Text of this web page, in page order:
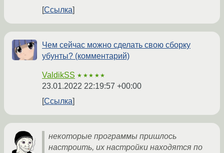
Ссылка
Чем сейчас можно сделать свою сборку
убунты? (комментарий)
ValdikSS ★★★★★
23.01.2022 22:19:57 +00:00
Ссылка
некоторые программы пришлось
настроить, их настройки находятся по